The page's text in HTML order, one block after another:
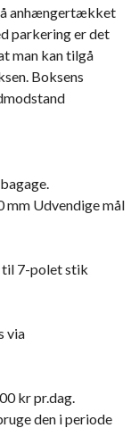
anhængertækket
parkering er det
man kan tilgå
Boksens
mm Udvendige mål
7-polet stik
via
kr pr.dag.
den i periode